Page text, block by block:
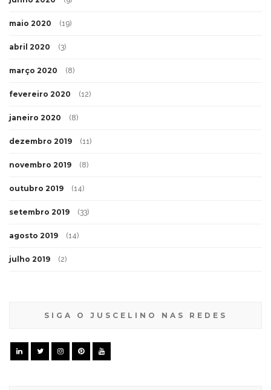
maio 2020 (19)
abril 2020 (3)
março 2020 (8)
fevereiro 2020 (12)
janeiro 2020 (8)
dezembro 2019 (11)
novembro 2019 (8)
outubro 2019 (14)
setembro 2019 (33)
agosto 2019 (14)
julho 2019 (2)
SIGA O JUSCELINO NAS REDES